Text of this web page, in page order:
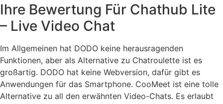
Ihre Bewertung Für Chathub Lite
– Live Video Chat
Im Allgemeinen hat DODO keine herausragenden
Funktionen, aber als Alternative zu Chatroulette ist es
großartig. DODO hat keine Webversion, dafür gibt es
Anwendungen für das Smartphone. CooMeet ist eine tolle
Alternative zu all den erwähnten Video-Chats. Es erlaubt